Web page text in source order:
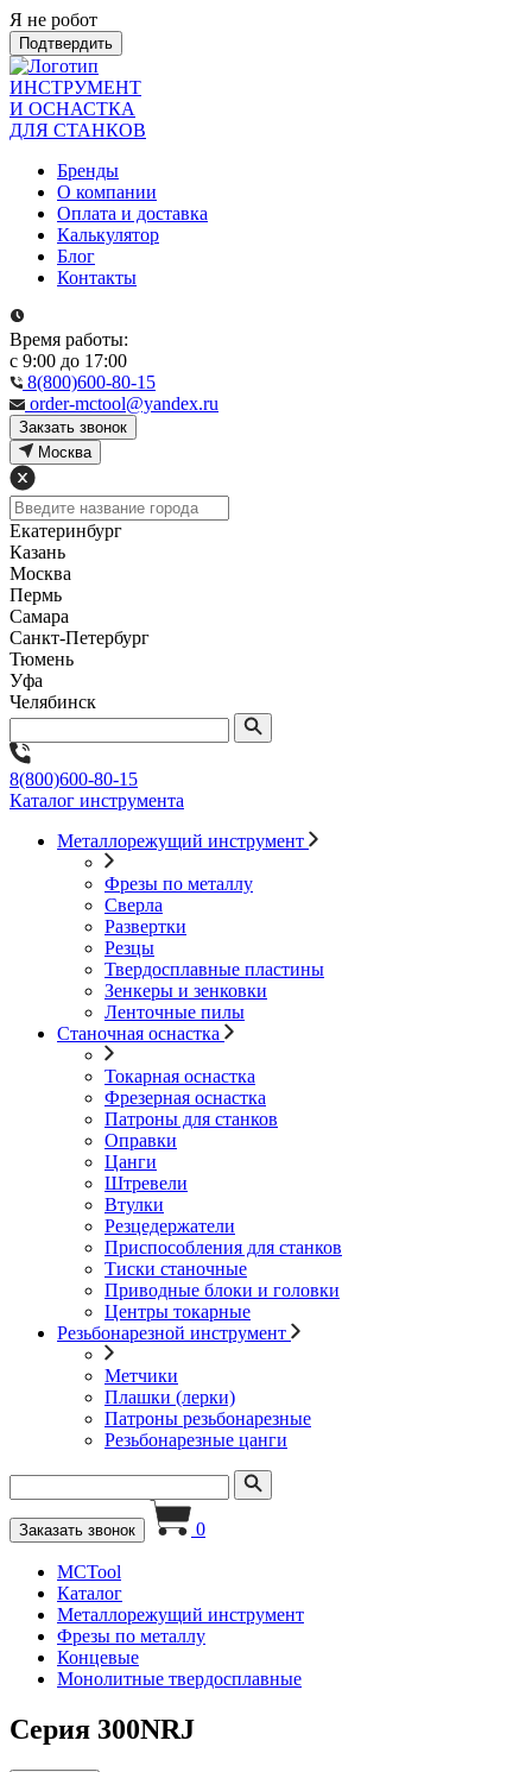
Я не робот
Подтвердить
ИНСТРУМЕНТ
И ОСНАСТКА
ДЛЯ СТАНКОВ
Бренды
О компании
Оплата и доставка
Калькулятор
Блог
Контакты
Время работы:
с 9:00 до 17:00
8(800)600-80-15
order-mctool@yandex.ru
Закзать звонок
Москва
Екатеринбург
Казань
Москва
Пермь
Самара
Санкт-Петербург
Тюмень
Уфа
Челябинск
8(800)600-80-15
Каталог инструмента
Металлорежущий инструмент
Фрезы по металлу
Сверла
Развертки
Резцы
Твердосплавные пластины
Зенкеры и зенковки
Ленточные пилы
Станочная оснастка
Токарная оснастка
Фрезерная оснастка
Патроны для станков
Оправки
Цанги
Штревели
Втулки
Резцедержатели
Приспособления для станков
Тиски станочные
Приводные блоки и головки
Центры токарные
Резьбонарезной инструмент
Метчики
Плашки (лерки)
Патроны резьбонарезные
Резьбонарезные цанги
Заказать звонок 0
MCTool
Каталог
Металлорежущий инструмент
Фрезы по металлу
Концевые
Монолитные твердосплавные
Серия 300NRJ